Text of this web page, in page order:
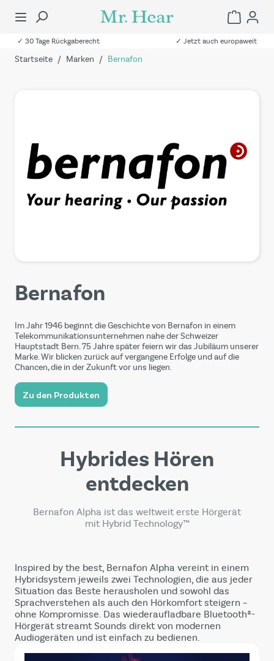
✓ 30 Tage Rückgaberecht ✓ Jetzt auch europaweit
Startseite / Marken / Bernafon
Bernafon
Im Jahr 1946 beginnt die Geschichte von Bernafon in einem
Telekommunikationsunternehmen nahe der Schweizer
Hauptstadt Bern. 75 Jahre später feiern wir das Jubiläum unserer
Marke. Wir blicken zurück auf vergangene Erfolge und auf die
Chancen, die in der Zukunft vor uns liegen.
Zu den Produkten
Hybrides Hören
entdecken
Bernafon Alpha ist das weltweit erste Hörgerät
mit Hybrid Technology™
Inspired by the best, Bernafon Alpha vereint in einem
Hybridsystem jeweils zwei Technologien, die aus jeder
Situation das Beste herausholen und sowohl das
Sprachverstehen als auch den Hörkomfort steigern –
ohne Kompromisse. Das wiederaufladbare Bluetooth®-
Hörgerät streamt Sounds direkt von modernen
Audiogeräten und ist einfach zu bedienen.